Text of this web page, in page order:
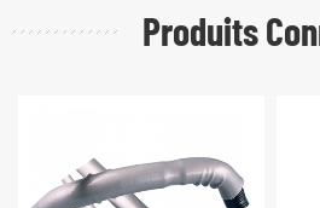
Produits